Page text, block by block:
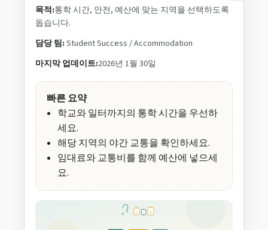
목적:통학 시간, 안전, 예산에 맞는 지역을 선택하도록
돕습니다.
담당 팀: Student Success / Accommodation
마지막 업데이트:2026년 1월 30일
빠른 요약
학교와 일터까지의 통학 시간을 우선하
세요.
해당 지역의 야간 교통을 확인하세요.
임대료와 교통비를 함께 예산에 넣으세
요.